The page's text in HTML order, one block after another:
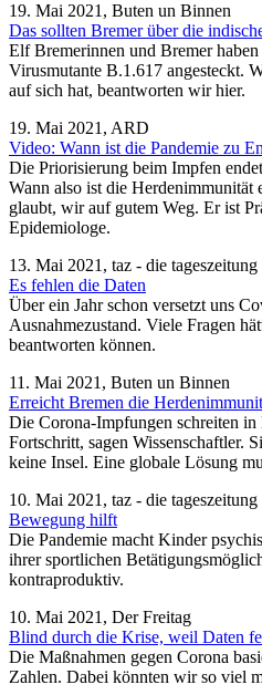
19. Mai 2021, Buten un Binnen
Das sollten Bremer über die
Elf Bremerinnen und Bremer
Virusmutante B.1.617 angesteckt.
auf sich hat, beantworten wir hier.
19. Mai 2021, ARD
Video: Wann ist die Pandemie zu
Die Priorisierung beim Impfen
Wann also ist die Herdenimmunität
glaubt, wir auf gutem Weg. Er ist
Epidemiologe.
13. Mai 2021, taz - die tageszeitung
Es fehlen die Daten
Über ein Jahr schon versetzt uns
Ausnahmezustand. Viele Fragen
beantworten können.
11. Mai 2021, Buten un Binnen
Erreicht Bremen die
Die Corona-Impfungen schreiten
Fortschritt, sagen Wissenschaftler.
keine Insel. Eine globale Lösung
10. Mai 2021, taz - die tageszeitung
Bewegung hilft
Die Pandemie macht Kinder
ihrer sportlichen
kontraproduktiv.
10. Mai 2021, Der Freitag
Blind durch die Krise, weil Daten
Die Maßnahmen gegen Corona
Zahlen. Dabei könnten wir so viel